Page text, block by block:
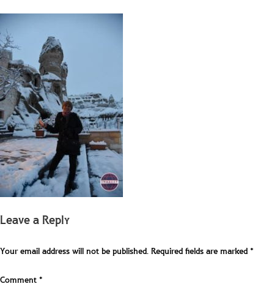
Leave a Reply
Your email address will not be published.Required fields are marked*
Comment*